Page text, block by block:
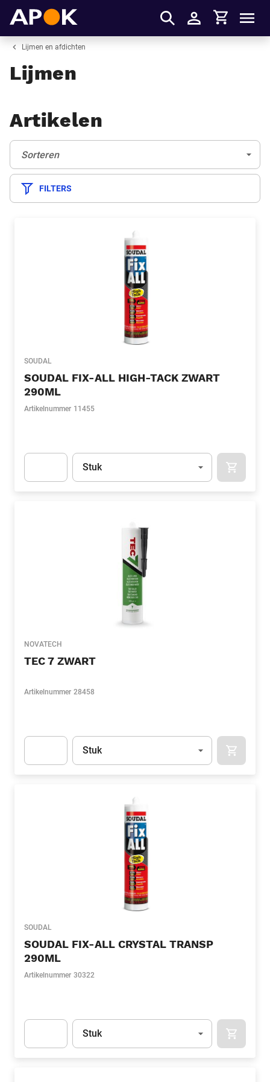
Inloggen
Winkelmandje
Lijmen en afdichten
Lijmen
Artikelen
Sorteren:
Sorteren
FILTERS
SOUDAL
SOUDAL FIX-ALL HIGH-TACK ZWART
290ML
Artikelnummer 11455
Eenheid
Stuk
NOVATECH
TEC 7 ZWART
Artikelnummer 28458
Eenheid
Stuk
SOUDAL
SOUDAL FIX-ALL CRYSTAL TRANSP
290ML
Artikelnummer 30322
Eenheid
Stuk